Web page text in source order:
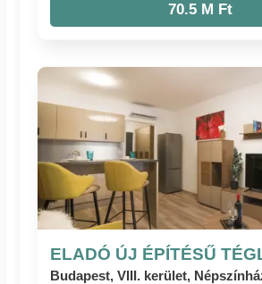
70.5 M Ft
ELADÓ ÚJ ÉPÍTÉSŰ
Budapest, VIII. kerület,